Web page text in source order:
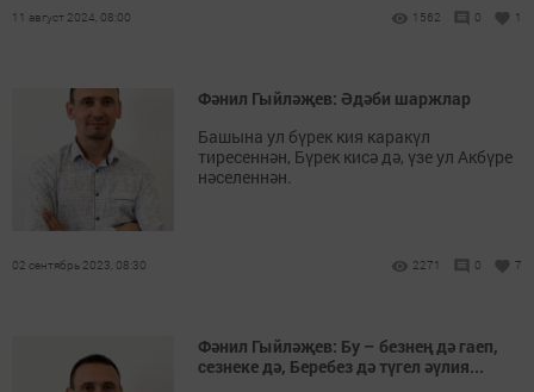
11 август 2024, 08:00 1562 0 1
Фәнил Гыйләҗев: Әдәби шаржлар
Башына ул бүрек кия каракүл
тиресеннән, Бүрек кисә дә, үзе ул Акбүре
нәселеннән.
02 сентябрь 2023, 08:30 2271 0 7
Фәнил Гыйләҗев: Бу – безнең дә гаеп,
сезнеке дә, Беребез дә түгел әүлия...